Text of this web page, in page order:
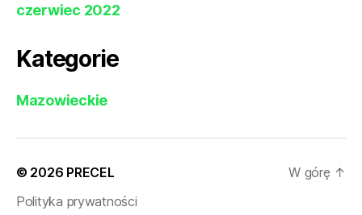
czerwiec 2022
Kategorie
Mazowieckie
© 2026 PRECEL
Polityka prywatności
W górę ↑